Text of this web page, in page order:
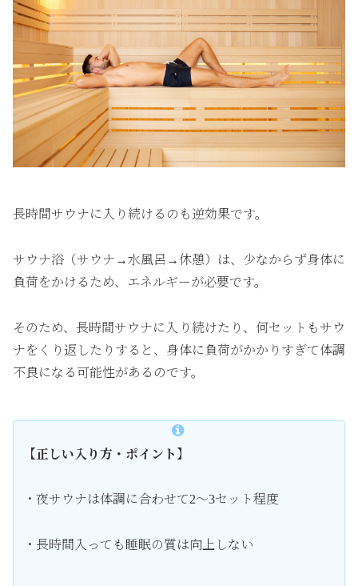
長時間サウナに入り続けるのも逆効果です。
サウナ浴（サウナ→水風呂→休憩）は、少なからず身体に
負荷をかけるため、エネルギーが必要です。
そのため、長時間サウナに入り続けたり、何セットもサウ
ナをくり返したりすると、身体に負荷がかかりすぎて体調
不良になる可能性があるのです。
【正しい入り方・ポイント】
・夜サウナは体調に合わせて2〜3セット程度
・長時間入っても睡眠の質は向上しない